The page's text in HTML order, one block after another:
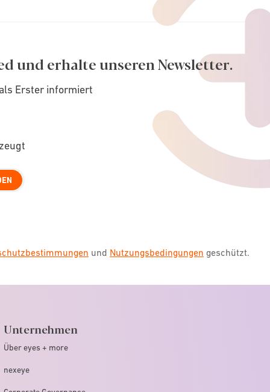
und erhalte unseren Newsletter.
Erster informiert
und Nutzungsbedingungen geschützt.
Unternehmen
Über eyes + more
nexeye